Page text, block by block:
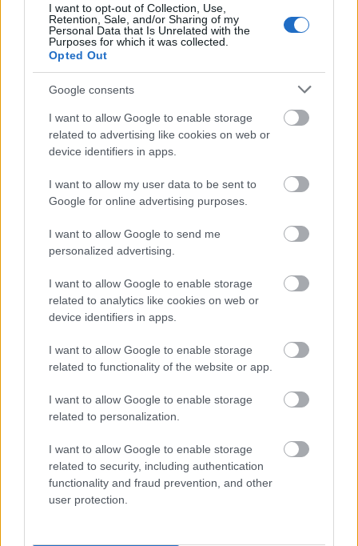
I want to opt-out of Collection, Use,
Retention, Sale, and/or Sharing of my
Personal Data that Is Unrelated with the
Purposes for which it was collected.
Opted Out
Google consents
I want to allow Google to enable storage
related to advertising like cookies on web or
device identifiers in apps.
I want to allow my user data to be sent to
Google for online advertising purposes.
I want to allow Google to send me
personalized advertising.
I want to allow Google to enable storage
related to analytics like cookies on web or
device identifiers in apps.
I want to allow Google to enable storage
related to functionality of the website or app.
I want to allow Google to enable storage
related to personalization.
I want to allow Google to enable storage
related to security, including authentication
functionality and fraud prevention, and other
user protection.
Πυροσβεστική Σχολή: Νέος
κανονισμός για δόκιμους – Τι αλλάζει
εκπαίδευση
ΥΠΕΣ: Προγραμματισμός προσλήψεων
Προσλήψεις αναπληρωτών: Περίπου
30.000 ονόματα στην α' φάση
Χρήματα ευρώ